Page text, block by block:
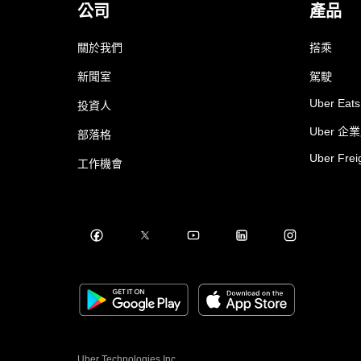
公司
關於我們
新聞室
投資人
部落格
工作機會
產品
搭乘
駕駛
Uber Eats
Uber 企
Uber